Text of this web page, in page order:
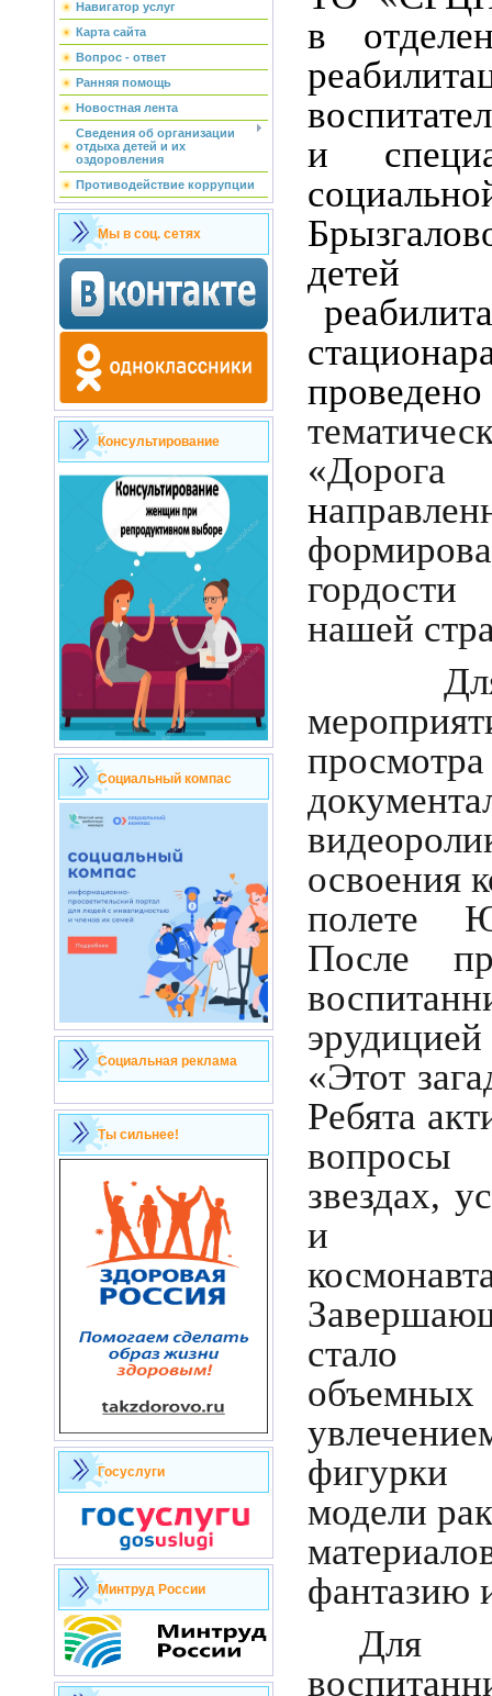
Навигатор услуг
Карта сайта
Вопрос - ответ
Ранняя помощь
Новостная лента
Сведения об организации
отдыха детей и их
оздоровления
Противодействие коррупции
Мы в соц. сетях
Консультирование
Социальный компас
Социальная реклама
Ты сильнее!
Госуслуги
Минтруд России
в
и
детей
н
нашей
Для
просмотра
освоения
полете
После
«Этот
Ребята
звездах,
и
стало
объемных
фигурки
модели
фантазию
Для